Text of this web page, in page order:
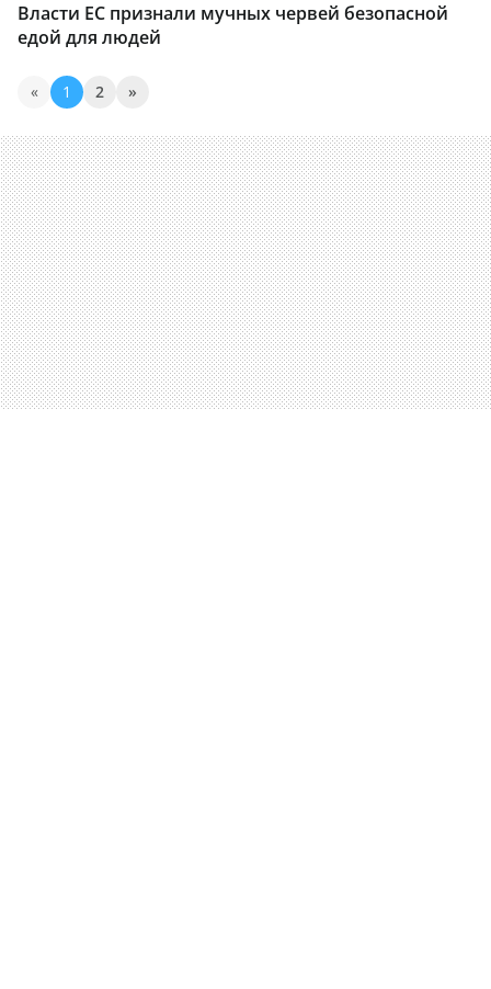
Власти ЕС признали мучных червей безопасной
едой для людей
« 1 2 »